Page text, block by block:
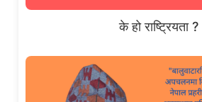
के हो राष्ट्रियता ?